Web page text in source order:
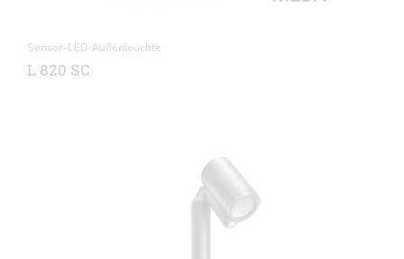
Sensor-LED-Außenleuchte
L 820 SC